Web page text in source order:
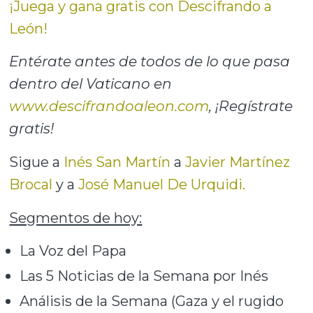
¡Juega y gana gratis con Descifrando a
León!
Entérate antes de todos de lo que pasa
dentro del Vaticano en
www.descifrandoaleon.com, ¡Regístrate
gratis!
Sigue a Inés San Martín aJavier Martínez
Brocal y aJosé Manuel De Urquidi.
Segmentos de hoy:
La Voz del Papa
Las 5 Noticias de la Semana por Inés
Análisis de la Semana (Gaza y el rugido